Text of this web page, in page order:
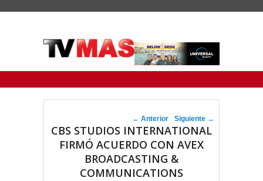
Navegador de artículos
← Anterior Siguiente →
CBS STUDIOS INTERNATIONAL
FIRMÓ ACUERDO CON AVEX
BROADCASTING &
COMMUNICATIONS